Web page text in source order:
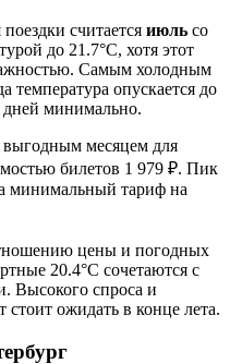
считается июль со
до 21.7°C, хотя этот
Самым холодным
температура опускается до
дней минимально.
месяцем для
билетов 1 979 ₽. Пик
минимальный тариф на
цены и погодных
20.4°C сочетаются с
Высокого спроса и
стоит ожидать в конце лета.